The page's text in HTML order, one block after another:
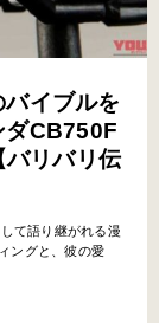
イブルを
ダCB750F
リバリ伝
て語り継がれる漫
ングと、彼の愛